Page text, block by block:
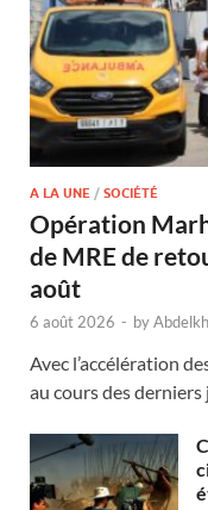
A LA UNE / SOCIÉTÉ
Opération
de MRE de
août
6 août 2026 - by
Avec l’accélération
au cours des